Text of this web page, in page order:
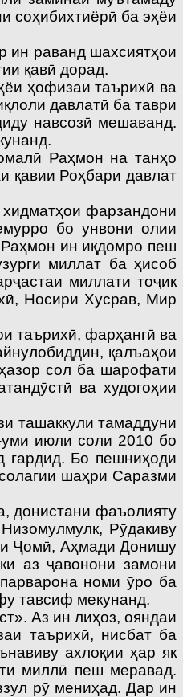
соҳибихтиёрӣ ба эҳёи
ин раванд шахсиятҳои
қавӣ дорад.
ҳофизаи таърихӣ ва
давлатӣ ба таври
навсозӣ мешаванд.
Раҳмон на танҳо
қавии Роҳбари давлат
фарзандони
бо унвони олии
ин иқдомро пеш
миллат ба ҳисоб
миллати тоҷик
Носири Хусрав, Мир
таърихӣ, фарҳангӣ ва
қалъаҳои
сол ба шарофати
ва худогоҳии
ташаккули тамаддуни
июли соли 2010 бо
гардид. Бо пешниҳоди
шаҳри Саразми
донистани фаъолияту
Рӯдакиву
Ҷомӣ, Аҳмади Донишу
аз ҷавонони замони
номи ӯро ба
тавсиф мекунанд.
Аз ин лиҳоз, ояндаи
таърихӣ, нисбат ба
ахлоқии ҳар як
миллӣ пеш меравад.
рӯ мениҳад. Дар ин